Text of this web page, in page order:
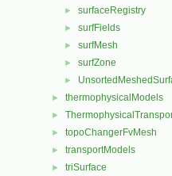
► surfaceRegistry
► surfFields
► surfMesh
► surfZone
►
► thermophysicalModels
►
► topoChangerFvMesh
► transportModels
► triSurface